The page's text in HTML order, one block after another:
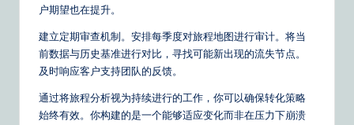
户期望也在提升。
建立定期审查机制。安排每季度对旅程地图进行审计。将当
前数据与历史基准进行对比，寻找可能新出现的流失节点。
及时响应客户支持团队的反馈。
通过将旅程分析视为持续进行的工作，你可以确保转化策略
始终有效。你构建的是一个能够适应变化而非在压力下崩溃